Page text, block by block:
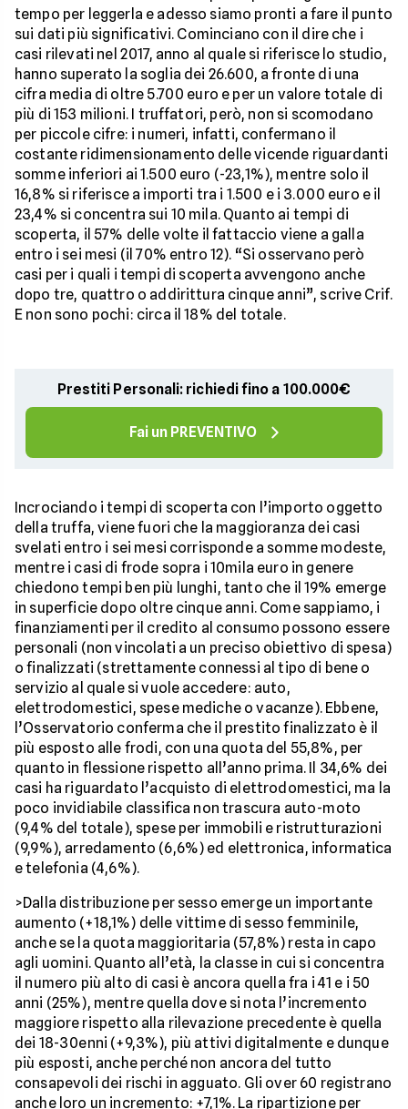
tempo per leggerla e adesso siamo pronti a fare il punto
sui dati più significativi. Cominciano con il dire che i
casi rilevati nel 2017, anno al quale si riferisce lo studio,
hanno superato la soglia dei 26.600, a fronte di una
cifra media di oltre 5.700 euro e per un valore totale di
più di 153 milioni. I truffatori, però, non si scomodano
per piccole cifre: i numeri, infatti, confermano il
costante ridimensionamento delle vicende riguardanti
somme inferiori ai 1.500 euro (-23,1%), mentre solo il
16,8% si riferisce a importi tra i 1.500 e i 3.000 euro e il
23,4% si concentra sui 10 mila. Quanto ai tempi di
scoperta, il 57% delle volte il fattaccio viene a galla
entro i sei mesi (il 70% entro 12). “Si osservano però
casi per i quali i tempi di scoperta avvengono anche
dopo tre, quattro o addirittura cinque anni”, scrive Crif.
E non sono pochi: circa il 18% del totale.
Prestiti Personali: richiedi fino a 100.000€
Fai un PREVENTIVO
Incrociando i tempi di scoperta con l’importo oggetto
della truffa, viene fuori che la maggioranza dei casi
svelati entro i sei mesi corrisponde a somme modeste,
mentre i casi di frode sopra i 10mila euro in genere
chiedono tempi ben più lunghi, tanto che il 19% emerge
in superficie dopo oltre cinque anni. Come sappiamo, i
finanziamenti per il credito al consumo possono essere
personali (non vincolati a un preciso obiettivo di spesa)
o finalizzati (strettamente connessi al tipo di bene o
servizio al quale si vuole accedere: auto,
elettrodomestici, spese mediche o vacanze). Ebbene,
l’Osservatorio conferma che il prestito finalizzato è il
più esposto alle frodi, con una quota del 55,8%, per
quanto in flessione rispetto all’anno prima. Il 34,6% dei
casi ha riguardato l’acquisto di elettrodomestici, ma la
poco invidiabile classifica non trascura auto-moto
(9,4% del totale), spese per immobili e ristrutturazioni
(9,9%), arredamento (6,6%) ed elettronica, informatica
e telefonia (4,6%).
>Dalla distribuzione per sesso emerge un importante
aumento (+18,1%) delle vittime di sesso femminile,
anche se la quota maggioritaria (57,8%) resta in capo
agli uomini. Quanto all’età, la classe in cui si concentra
il numero più alto di casi è ancora quella fra i 41 e i 50
anni (25%), mentre quella dove si nota l’incremento
maggiore rispetto alla rilevazione precedente è quella
dei 18-30enni (+9,3%), più attivi digitalmente e dunque
più esposti, anche perché non ancora del tutto
consapevoli dei rischi in agguato. Gli over 60 registrano
anche loro un incremento: +7,1%. La ripartizione per